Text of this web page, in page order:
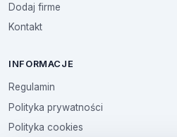
Dodaj firme
Kontakt
INFORMACJE
Regulamin
Polityka prywatności
Polityka cookies